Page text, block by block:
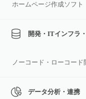
ホームページ作成ソフト
開発・ITインフラ
ノーコード・ローコード
データ分析・連携